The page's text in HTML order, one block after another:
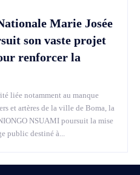
Marie Josée
son vaste projet
renforcer la
liée notamment au manque
et artères de la ville de Boma, la
NSUAMI poursuit la mise
public destiné à...